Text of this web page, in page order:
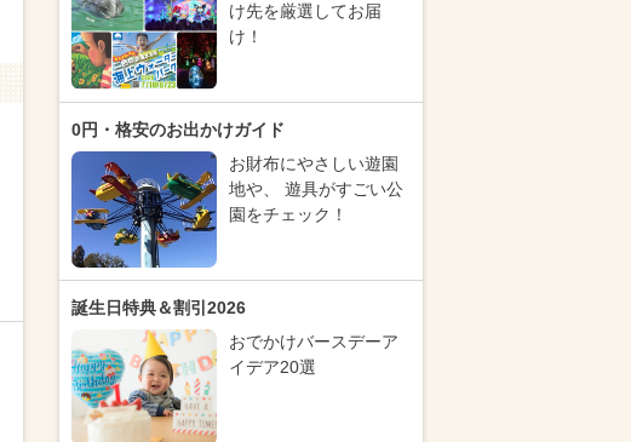
け先を厳選してお届
け！
0円・格安のお出かけガイド
お財布にやさしい遊園
地や、 遊具がすごい公
園をチェック！
誕生日特典＆割引2026
おでかけバースデーア
イデア20選